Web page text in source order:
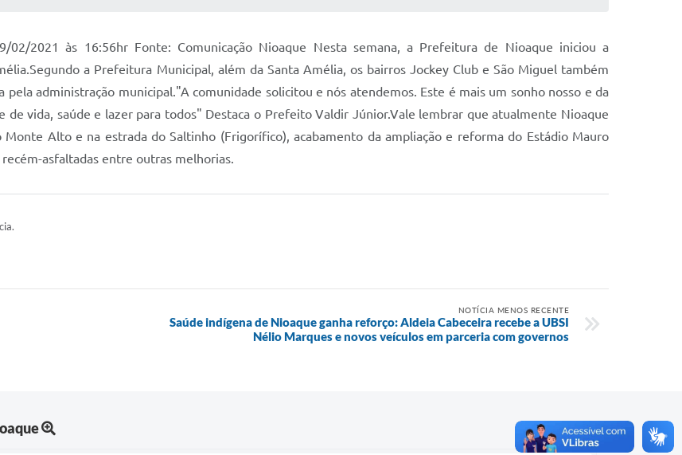
02/2021 às 16:56hr Fonte: Comunicação Nioaque Nesta semana, a Prefeitura de Nioaque iniciou a
a Prefeitura Municipal, além da Santa Amélia, os bairros Jockey Club e São Miguel também
administração municipal."A comunidade solicitou e nós atendemos. Este é mais um sonho nosso e da
de vida, saúde e lazer para todos" Destaca o Prefeito Valdir Júnior.Vale lembrar que atualmente Nioaque
Alto e na estrada do Saltinho (Frigorífico), acabamento da ampliação e reforma do Estádio Mauro
asfaltadas entre outras melhorias.
NOTÍCIA MENOS RECENTE
Saúde indígena de Nioaque ganha reforço: Aldeia Cabeceira recebe a UBSI
Nélio Marques e novos veículos em parceria com governos